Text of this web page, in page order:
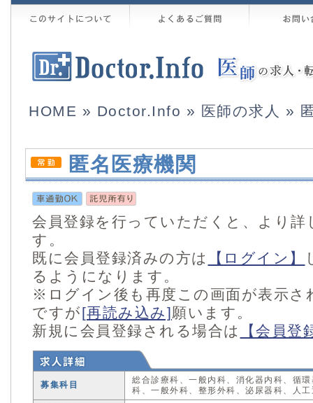
HOME » Doctor.Info » 医師の求人 »
匿名医療機関
会員登録を行っていただくと、より
す。
既に会員登録済みの方は
【ログイン】
るようになります。
※ログイン後も再度この画面が表示さ
ですが[再読み込み]願います。
新規に会員登録される場合は
【会員登
募集科目
総合診療科、一般内科、消化器内科、循
科、一般外科、整形外科、泌尿器科、人工